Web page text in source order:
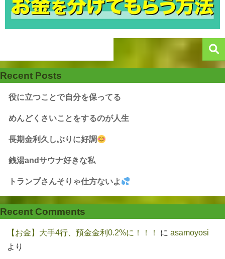
Recent Posts
役に立つことで自分を保ってる
めんどくさいことをするのが人生
長期金利久しぶりに好調
銭湯andサウナ好きな私
トランプさんそりゃ仕方ないよ
Recent Comments
【お金】大手4行、預金金利0.2%に！！！ に asamoyosi
より